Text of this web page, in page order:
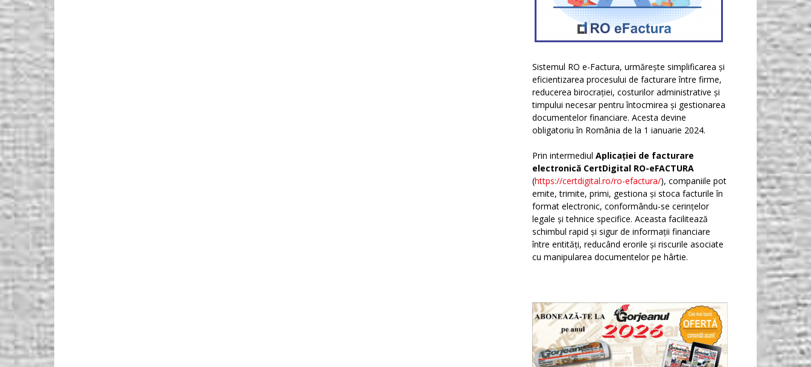
Sistemul RO e-Factura, urmărește simplificarea și
eficientizarea procesului de facturare între firme,
reducerea birocrației, costurilor administrative și
timpului necesar pentru întocmirea și gestionarea
documentelor financiare. Acesta devine
obligatoriu în România de la 1 ianuarie 2024.
Prin intermediul Aplicației de facturare
electronică CertDigital RO-eFACTURA
(https://certdigital.ro/ro-efactura/), companiile pot
emite, trimite, primi, gestiona și stoca facturile în
format electronic, conformându-se cerințelor
legale și tehnice specifice. Aceasta facilitează
schimbul rapid și sigur de informații financiare
între entități, reducând erorile și riscurile asociate
cu manipularea documentelor pe hârtie.